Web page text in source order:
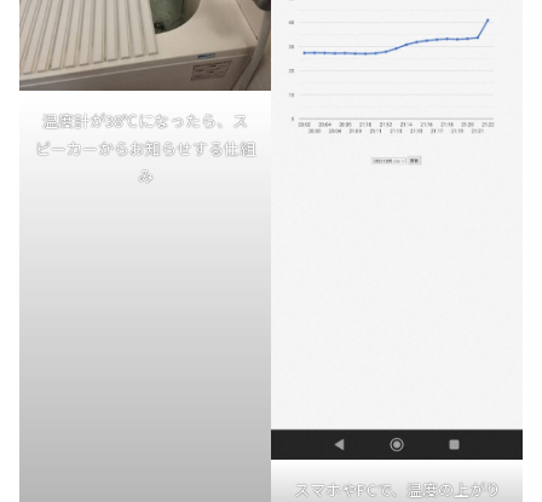
温度計が38℃になったら、ス
ピーカーからお知らせする仕組
み
スマホやPCで、温度の上がり